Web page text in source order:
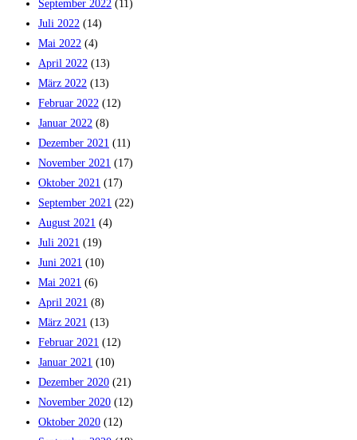
September 2022 (11)
Juli 2022 (14)
Mai 2022 (4)
April 2022 (13)
März 2022 (13)
Februar 2022 (12)
Januar 2022 (8)
Dezember 2021 (11)
November 2021 (17)
Oktober 2021 (17)
September 2021 (22)
August 2021 (4)
Juli 2021 (19)
Juni 2021 (10)
Mai 2021 (6)
April 2021 (8)
März 2021 (13)
Februar 2021 (12)
Januar 2021 (10)
Dezember 2020 (21)
November 2020 (12)
Oktober 2020 (12)